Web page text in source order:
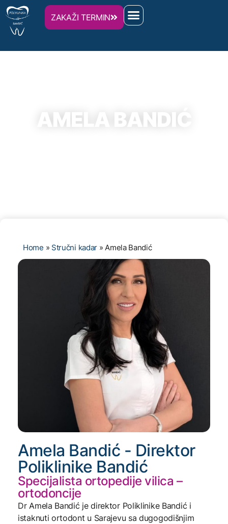
ZAKAŽI TERMIN
AMELA BANDIĆ
Home » Stručni kadar » Amela Bandić
Amela Bandić - Direktor
Poliklinike Bandić
Specijalista ortopedije vilica –
ortodoncije
Dr Amela Bandić je direktor Poliklinike Bandić i
istaknuti ortodont u Sarajevu sa dugogodišnjim